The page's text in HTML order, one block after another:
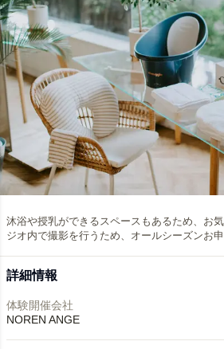
沐浴や授乳ができるスペースもあるため、お
ジオ内で撮影を行うため、オールシーズンお申
詳細情報
体験開催会社
NOREN ANGE